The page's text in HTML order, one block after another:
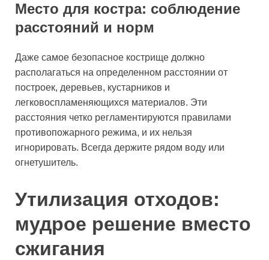
Место для костра: соблюдение
расстояний и норм
Даже самое безопасное кострище должно
располагаться на определенном расстоянии от
построек, деревьев, кустарников и
легковоспламеняющихся материалов. Эти
расстояния четко регламентируются правилами
противопожарного режима, и их нельзя
игнорировать. Всегда держите рядом воду или
огнетушитель.
Утилизация отходов:
мудрое решение вместо
сжигания